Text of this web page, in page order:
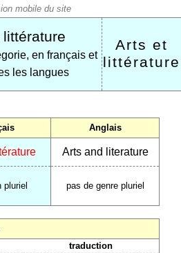
en français et
les langues
Arts et
littérature
Anglais
Arts and literature
pluriel pas de genre pluriel
traduction